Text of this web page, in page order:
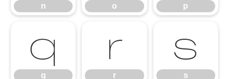
n o p
q
q
r
r
s
s